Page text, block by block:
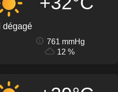
dégagé
761 mmHg
12 %